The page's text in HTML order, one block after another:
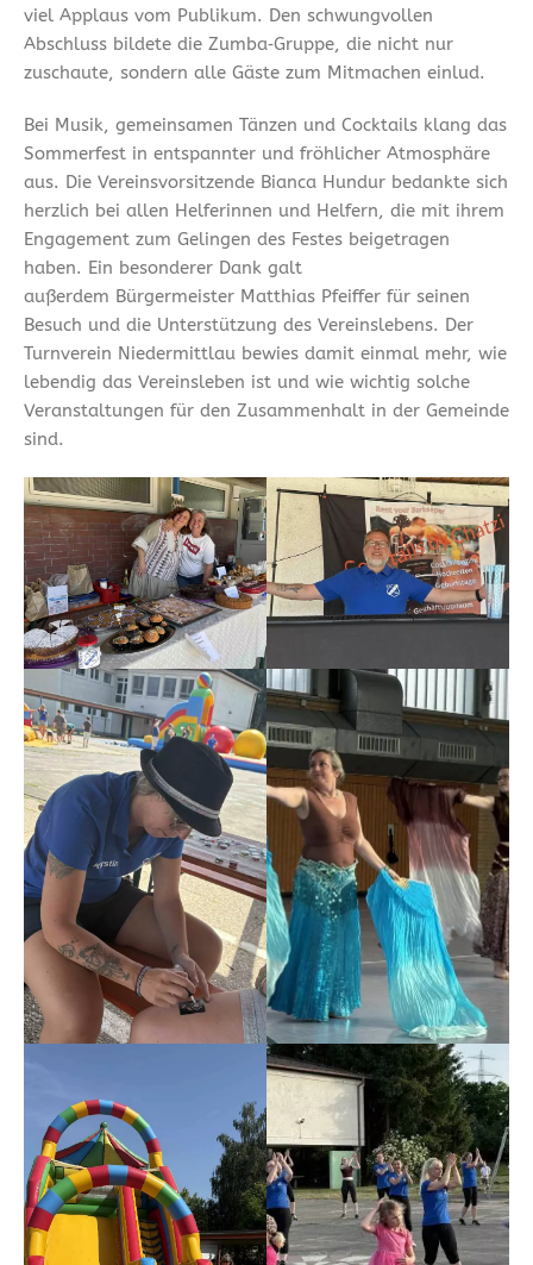
viel Applaus vom Publikum. Den schwungvollen
Abschluss bildete die Zumba‑Gruppe, die nicht nur
zuschaute, sondern alle Gäste zum Mitmachen einlud.
Bei Musik, gemeinsamen Tänzen und Cocktails klang das
Sommerfest in entspannter und fröhlicher Atmosphäre
aus. Die Vereinsvorsitzende Bianca Hundur bedankte sich
herzlich bei allen Helferinnen und Helfern, die mit ihrem
Engagement zum Gelingen des Festes beigetragen
haben. Ein besonderer Dank galt
außerdem Bürgermeister Matthias Pfeiffer für seinen
Besuch und die Unterstützung des Vereinslebens. Der
Turnverein Niedermittlau bewies damit einmal mehr, wie
lebendig das Vereinsleben ist und wie wichtig solche
Veranstaltungen für den Zusammenhalt in der Gemeinde
sind.